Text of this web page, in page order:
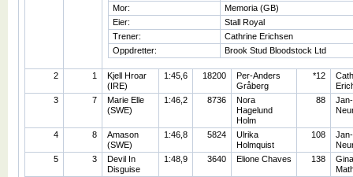
Mor:
Memoria (GB)
Eier:
Stall Royal
Trener:
Cathrine Erichsen
Oppdretter:
Brook Stud Bloodstock Ltd
2 1
Kjell Hroar
(IRE)
1:45,6 18200
Per-Anders
Gråberg
*12
3
7
Marie Elle
(SWE)
1:46,2 8736
Nora
Hagelund
Holm
88
4 8
Amason
(SWE)
1:46,8 5824
Ulrika
Holmquist
108
5
3
Devil In
Disguise
1:48,9 3640 Elione Chaves 138
Gina